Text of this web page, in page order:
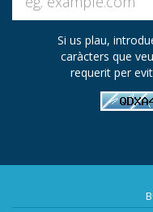
Si us plau,
caràcters que
requerit per